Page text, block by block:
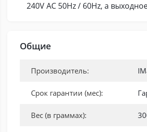
240V AC 50Hz / 60Hz, а
Общие
Производитель:
Срок гарантии (мес):
Вес (в граммах):